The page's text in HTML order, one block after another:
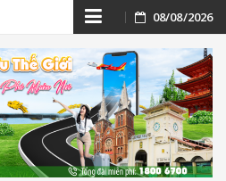
Skip
to
content
08/08/2026